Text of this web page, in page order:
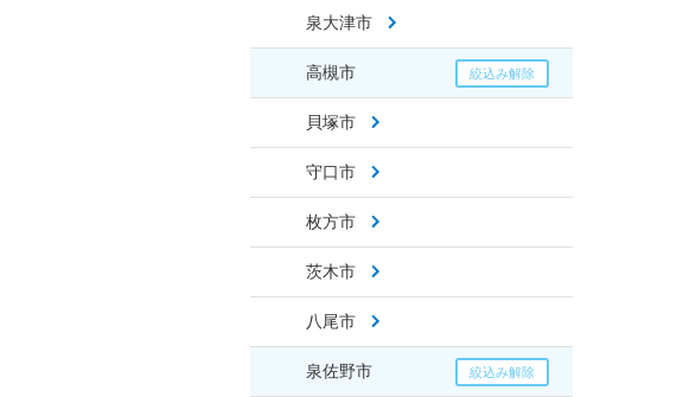
泉大津市
高槻市
貝塚市
守口市
枚方市
茨木市
八尾市
泉佐野市